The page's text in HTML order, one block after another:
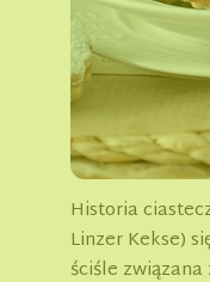
Historia
Linzer Kekse)
ściśle